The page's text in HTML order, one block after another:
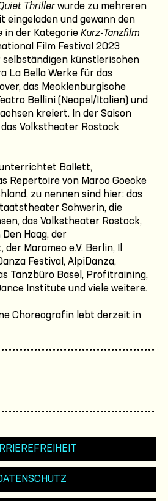
Thrillerwurde zu mehreren
eingeladen und gewann den
in der Kategorie Kurz-Tanzfilm
Film Festival 2023
selbständigen künstlerischen
La Bella Werke für das
das Mecklenburgische
Bellini (Neapel/Italien) und
kreiert. In der Saison
Volkstheater Rostock
unterrichtet Ballett,
Repertoire von Marco Goecke
zu nennen sind hier: das
Schwerin, die
das Volkstheater Rostock,
Haag, der
Marameo e.V. Berlin, Il
Festival, AlpiDanza,
Tanzbüro Basel, Profitraining,
Institute und viele weitere.
Choreografin lebt derzeit in